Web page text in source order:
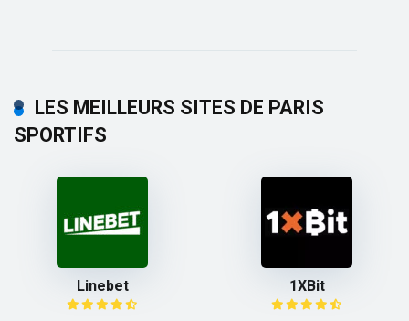
LES MEILLEURS SITES DE PARIS
SPORTIFS
Linebet 1XBit